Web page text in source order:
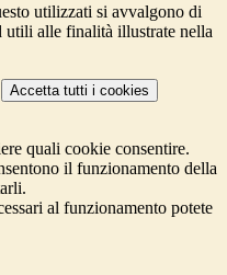
utilizzati si avvalgono di
utili alle finalità illustrate nella
Accetta tutti i cookies
quali cookie consentire.
il funzionamento della
al funzionamento potete